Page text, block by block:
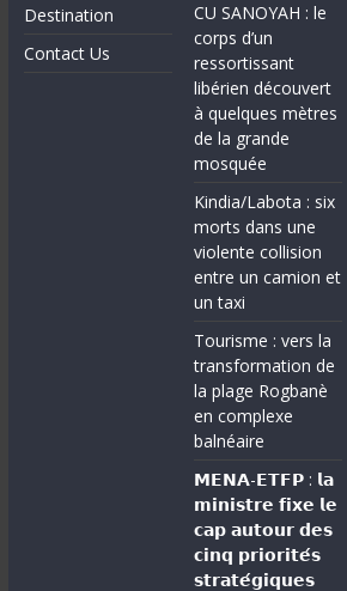
Destination
Contact Us
CU SANOYAH : le
corps d’un
ressortissant
libérien découvert
à quelques mètres
de la grande
mosquée
Kindia/Labota : six
morts dans une
violente collision
entre un camion et
un taxi
Tourisme : vers la
transformation de
la plage Rogbanè
en complexe
balnéaire
𝗠𝗘𝗡𝗔-𝗘𝗧𝗙𝗣 : 𝗹𝗮
𝗺𝗶𝗻𝗶𝘀𝘁𝗿𝗲 𝗳𝗶𝘅𝗲 𝗹𝗲
𝗰𝗮𝗽 𝗮𝘂𝘁𝗼𝘂𝗿 𝗱𝗲𝘀
𝗰𝗶𝗻𝗾 𝗽𝗿𝗶𝗼𝗿𝗶𝘁𝗲́𝘀
𝘀𝘁𝗿𝗮𝘁𝗲́𝗴𝗶𝗾𝘂𝗲𝘀